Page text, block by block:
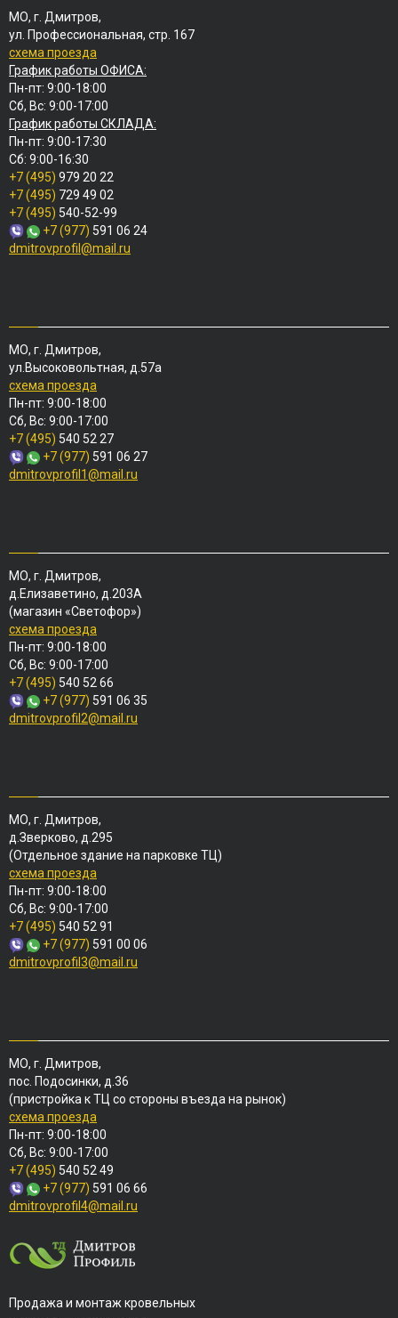
МО, г. Дмитров,
ул. Профессиональная, стр. 167
схема проезда
График работы ОФИСА:
Пн-пт: 9:00-18:00
Сб, Вс: 9:00-17:00
График работы СКЛАДА:
Пн-пт: 9:00-17:30
Сб: 9:00-16:30
+7 (495) 979 20 22
+7 (495) 729 49 02
+7 (495) 540-52-99
+7 (977) 591 06 24
dmitrovprofil@mail.ru
МО, г. Дмитров,
ул.Высоковольтная, д.57а
схема проезда
Пн-пт: 9:00-18:00
Сб, Вс: 9:00-17:00
+7 (495) 540 52 27
+7 (977) 591 06 27
dmitrovprofil1@mail.ru
МО, г. Дмитров,
д.Елизаветино, д.203А
(магазин «Светофор»)
схема проезда
Пн-пт: 9:00-18:00
Сб, Вс: 9:00-17:00
+7 (495) 540 52 66
+7 (977) 591 06 35
dmitrovprofil2@mail.ru
МО, г. Дмитров,
д.Зверково, д.295
(Отдельное здание на парковке ТЦ)
схема проезда
Пн-пт: 9:00-18:00
Сб, Вс: 9:00-17:00
+7 (495) 540 52 91
+7 (977) 591 00 06
dmitrovprofil3@mail.ru
МО, г. Дмитров,
пос. Подосинки, д.36
(пристройка к ТЦ со стороны въезда на рынок)
схема проезда
Пн-пт: 9:00-18:00
Сб, Вс: 9:00-17:00
+7 (495) 540 52 49
+7 (977) 591 06 66
dmitrovprofil4@mail.ru
Продажа и монтаж кровельных